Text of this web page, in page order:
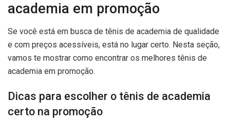
academia em promoção
Se você está em busca de tênis de academia de qualidade
e com preços acessíveis, está no lugar certo. Nesta seção,
vamos te mostrar como encontrar os melhores tênis de
academia em promoção.
Dicas para escolher o tênis de academia
certo na promoção